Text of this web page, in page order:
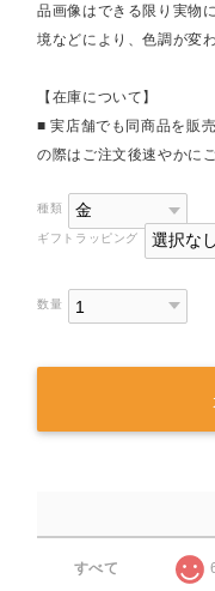
品画像はできる限り実物
境などにより、色調が変
【在庫について】
■ 実店舗でも同商品を販
の際はご注文後速やかに
種類
ギフトラッピング
数量
すべて